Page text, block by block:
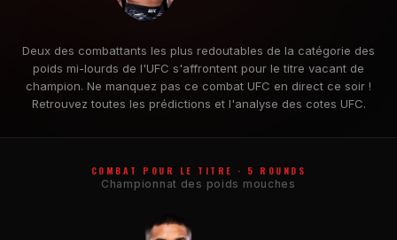
Deux des combattants les plus redoutables de la catégorie des
poids mi-lourds de l'UFC s'affrontent pour le titre vacant de
champion. Ne manquez pas ce combat UFC en direct ce soir !
Retrouvez toutes les prédictions et l'analyse des cotes UFC.
COMBAT POUR LE TITRE · 5 ROUNDS
Championnat des poids mouches